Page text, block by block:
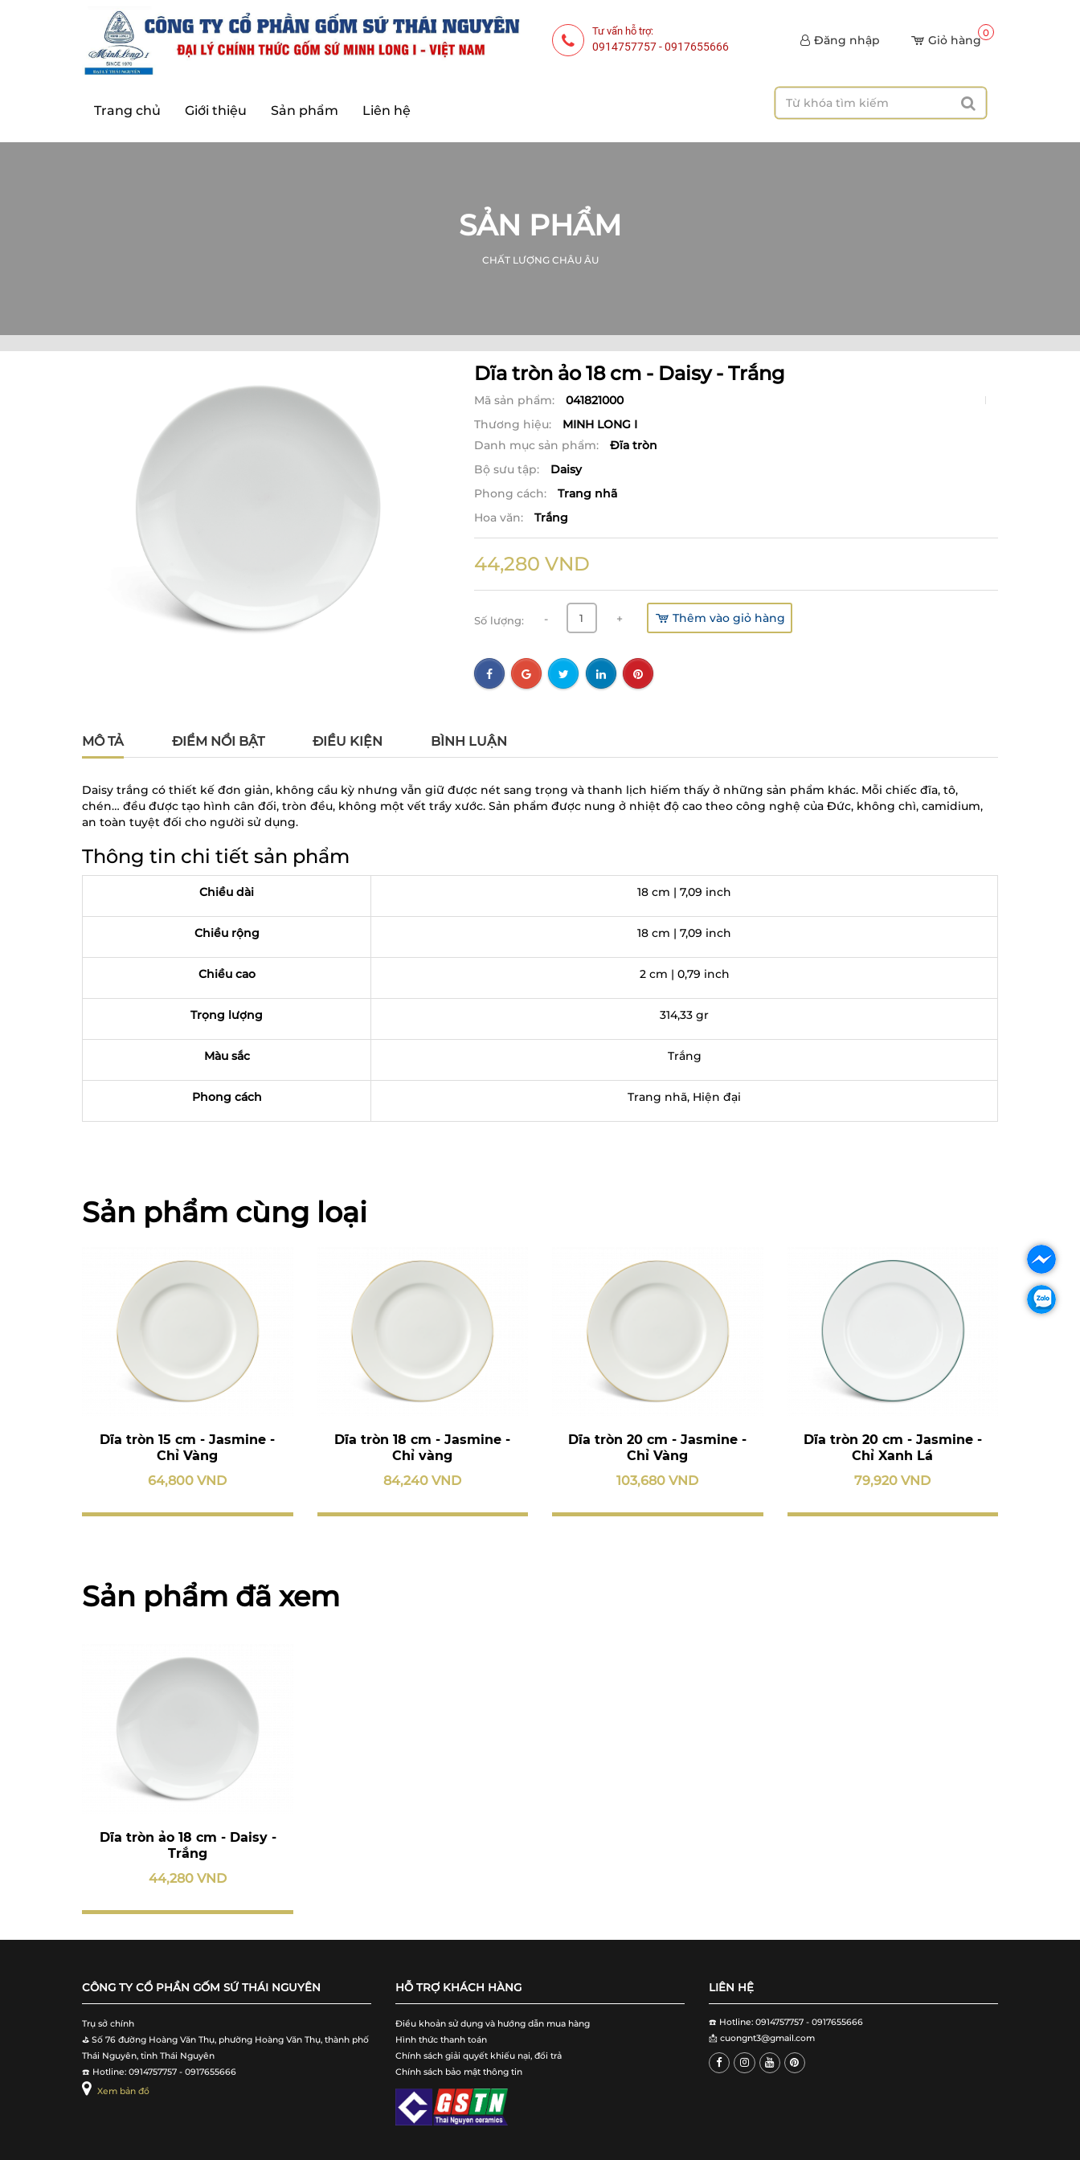
Tư vấn hỗ trợ:
0914757757-0917655666 Giỏ hàng
0
Đăng nhập
Trang chủ Giới thiệu Sản phẩm Liên hệ
SẢN PHẨM
CHẤT LƯỢNG CHÂU ÂU
Dĩa tròn ảo 18 cm - Daisy - Trắng
Mã sản phẩm:
041821000
Thương hiệu:
MINH LONG I
Danh mục sản phẩm:
Đĩa tròn
Bộ sưu tập:
Daisy
Phong cách:
Trang nhã
Hoa văn:
Trắng
44,280 VND
Số lượng: - + Thêm vào giỏ hàng
MÔ TẢ ĐIỂM NỔI BẬT ĐIỀU KIỆN BÌNH LUẬN
Daisy trắng có thiết kế đơn giản, không cầu kỳ nhưng vẫn giữ được nét sang trọng và thanh lịch hiếm thấy ở những sản phẩm khác. Mỗi chiếc đĩa, tô,
chén… đều được tạo hình cân đối, tròn đều, không một vết trầy xước. Sản phẩm được nung ở nhiệt độ cao theo công nghệ của Đức, không chì, camidium,
an toàn tuyệt đối cho người sử dụng.
Thông tin chi tiết sản phẩm
Chiều dài 18 cm | 7,09 inch
Chiều rộng 18 cm | 7,09 inch
Chiều cao 2 cm | 0,79 inch
Trọng lượng 314,33 gr
Màu sắc Trắng
Phong cách Trang nhã, Hiện đại
Sản phẩm cùng loại
Dĩa tròn 15 cm - Jasmine -
Chỉ Vàng
64,800 VND
Dĩa tròn 18 cm - Jasmine -
Chỉ vàng
84,240 VND
Dĩa tròn 20 cm - Jasmine -
Chỉ Vàng
103,680 VND
Dĩa tròn 20 cm - Jasmine -
Chỉ Xanh Lá
79,920 VND
Sản phẩm đã xem
Dĩa tròn ảo 18 cm - Daisy -
Trắng
44,280 VND
CÔNG TY CỔ PHẦN GỐM SỨ THÁI NGUYÊN
Trụ sở chính
⛳️ Số 76 đường Hoàng Văn Thụ, phường Hoàng Văn Thụ, thành phố
Thái Nguyên, tỉnh Thái Nguyên
☎️ Hotline: 0914757757 - 0917655666
Xem bản đồ
HỖ TRỢ KHÁCH HÀNG
Điều khoản sử dụng và hướng dẫn mua hàng
Hình thức thanh toán
Chính sách giải quyết khiếu nại, đổi trả
Chính sách bảo mật thông tin
LIÊN HỆ
☎️ Hotline: 0914757757 - 0917655666
📩 cuongnt3@gmail.com